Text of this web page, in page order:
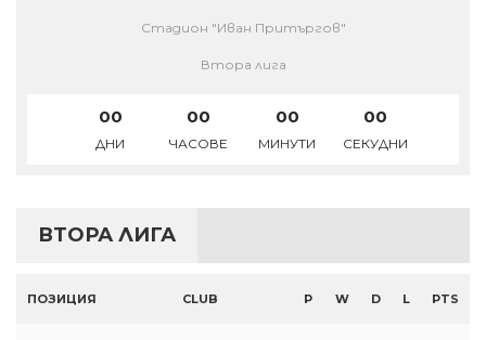
Стадион "Иван Притъргов"
Втора лига
00
ДНИ
00
ЧАСОВЕ
00
МИНУТИ
00
СЕКУДНИ
ВТОРА ЛИГА
ПОЗИЦИЯ CLUB P W D L PTS